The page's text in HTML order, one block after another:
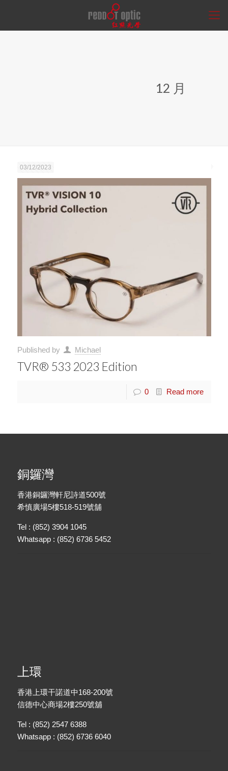
12 月
03/12/2023
Published by Michael
TVR® 533 2023 Edition
0 Read more
銅鑼灣
香港銅鑼灣軒尼詩道500號
希慎廣場5樓518-519號舖
Tel : (852) 3904 1045
Whatsapp : (852) 6736 5452
上環
香港上環干諾道中168-200號
信德中心商場2樓250號舖
Tel : (852) 2547 6388
Whatsapp : (852) 6736 6040